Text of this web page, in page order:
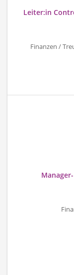
Leiter:in
Finanzen /